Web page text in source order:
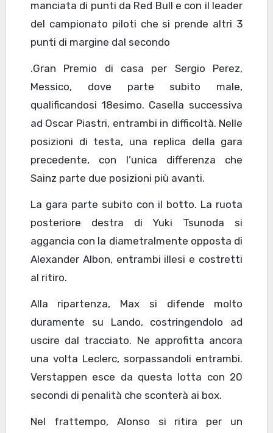
manciata di punti da Red Bull e con il leader
del campionato piloti che si prende altri 3
punti di margine dal secondo
.Gran Premio di casa per Sergio Perez,
Messico, dove parte subito male,
qualificandosi 18esimo. Casella successiva
ad Oscar Piastri, entrambi in difficoltà. Nelle
posizioni di testa, una replica della gara
precedente, con l’unica differenza che
Sainz parte due posizioni più avanti.
La gara parte subito con il botto. La ruota
posteriore destra di Yuki Tsunoda si
aggancia con la diametralmente opposta di
Alexander Albon, entrambi illesi e costretti
al ritiro.
Alla ripartenza, Max si difende molto
duramente su Lando, costringendolo ad
uscire dal tracciato. Ne approfitta ancora
una volta Leclerc, sorpassandoli entrambi.
Verstappen esce da questa lotta con 20
secondi di penalità che sconterà ai box.
Nel frattempo, Alonso si ritira per un